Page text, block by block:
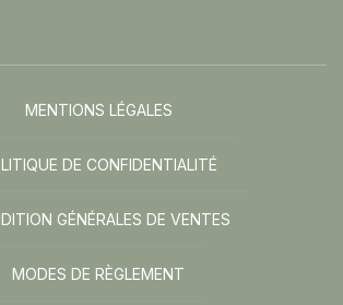
MENTIONS LÉGALES
DE CONFIDENTIALITÉ
GÉNÉRALES DE VENTES
MODES DE RÈGLEMENT